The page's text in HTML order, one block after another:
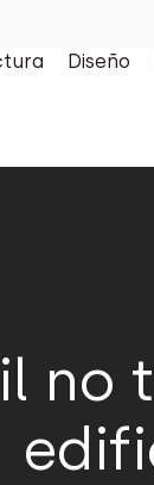
Diseño